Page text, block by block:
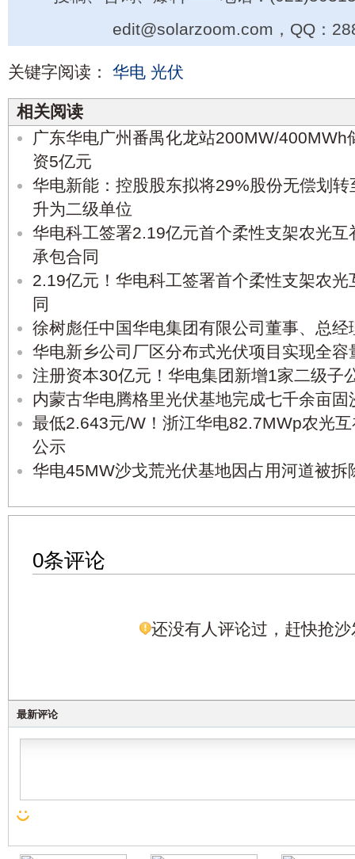
edit@solarzoom.com，QQ：
关键字阅读： 华电 光伏
相关阅读
广东华电广州番禺化龙站200MW/400MWh
资5亿元
华电新能：控股股东拟将29%股份无偿划
升为二级单位
华电科工签署2.19亿元首个柔性支架农光
承包合同
2.19亿元！华电科工签署首个柔性支架农
同
徐树彪任中国华电集团有限公司董事、总经
华电新乡公司厂区分布式光伏项目实现全容
注册资本30亿元！华电集团新增1家二级子
内蒙古华电腾格里光伏基地完成七千余亩固
最低2.643元/W！浙江华电82.7MWp农光
公示
华电45MW沙戈荒光伏基地因占用河道被拆
0条评论
还没有人评论过，赶快抢沙
最新评论